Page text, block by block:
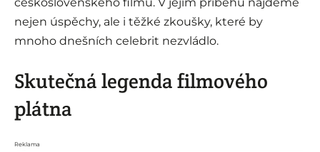
nejen úspěchy, ale i těžké zkoušky, které by
mnoho dnešních celebrit nezvládlo.
Skutečná legenda filmového
plátna
Reklama